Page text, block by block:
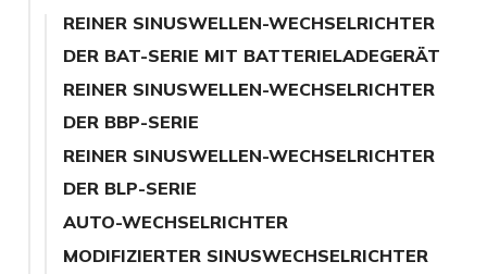
REINER SINUSWELLEN-WECHSELRICHTER
DER BAT-SERIE MIT BATTERIELADEGERÄT
REINER SINUSWELLEN-WECHSELRICHTER
DER BBP-SERIE
REINER SINUSWELLEN-WECHSELRICHTER
DER BLP-SERIE
AUTO-WECHSELRICHTER
MODIFIZIERTER SINUSWECHSELRICHTER